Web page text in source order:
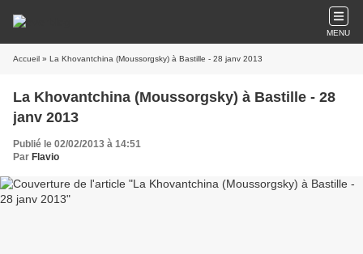
MENU
Accueil » La Khovantchina (Moussorgsky) à Bastille - 28 janv 2013
La Khovantchina (Moussorgsky) à Bastille - 28
janv 2013
Publié le 02/02/2013 à 14:51
Par Flavio